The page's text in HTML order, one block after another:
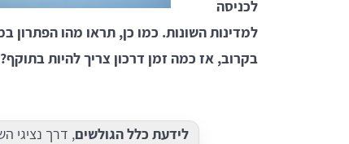
לכניסה
למדינות השונות. כמו כן, תראו מהו הפתרון
בקרוב, אז כמה זמן דרכון צריך להיות
לידעת כלל הגולשים, דרך נציגי